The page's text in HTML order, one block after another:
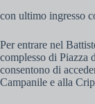
con ultimo ingresso
Per entrare nel
complesso di Piazza
consentono di
Campanile e alla